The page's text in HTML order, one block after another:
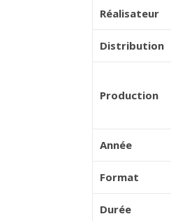
Réalisateur
Distribution
Production
Année
Format
Durée